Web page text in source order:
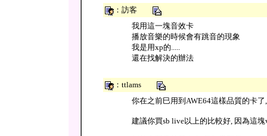
：訪客
我用這一塊音效卡
播放音樂的時候會有跳音的現象
我是用xp的.....
還在找解決的辦法
：ttlams
你在之前巳用到AWE64這樣品質的卡了,
建議你買sb live以上的比較好, 因為這塊